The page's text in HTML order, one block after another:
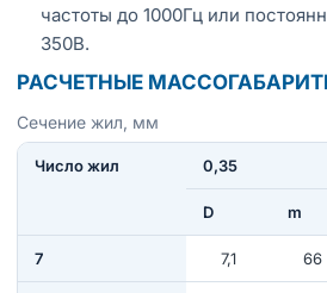
частоты до 1000Гц или
350В.
РАСЧЕТНЫЕ
Сечение жил, мм
Число жил 0,35
D m
7 7,1 66